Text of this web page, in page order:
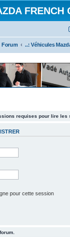
FRENCH
Forum
requises pour lire les
pour cette session